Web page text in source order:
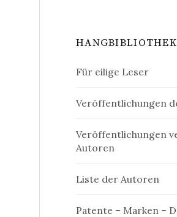
Für eilige Leser
Veröffentlichungen
Veröffentlichungen
Autoren
Liste der Autoren
Patente – Marken –